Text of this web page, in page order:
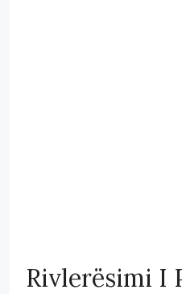
Rivlerësimi I